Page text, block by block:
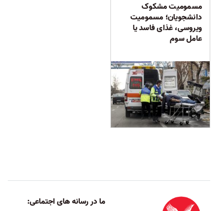
مسمومیت مشکوک
دانشجویان؛ مسمومیت
ویروسی، غذای فاسد یا
عامل سوم
ما در رسانه های اجتماعی: